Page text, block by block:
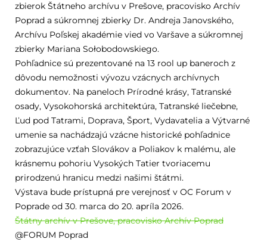
zbierok Štátneho archívu v Prešove, pracovisko Archív
Poprad a súkromnej zbierky Dr. Andreja Janovského,
Archívu Poľskej akadémie vied vo Varšave a súkromnej
zbierky Mariana Sołobodowskiego.
Pohľadnice sú prezentované na 13 rool up baneroch z
dôvodu nemožnosti vývozu vzácnych archívnych
dokumentov. Na paneloch Prírodné krásy, Tatranské
osady, Vysokohorská architektúra, Tatranské liečebne,
Ľud pod Tatrami, Doprava, Šport, Vydavatelia a Výtvarné
umenie sa nachádzajú vzácne historické pohľadnice
zobrazujúce vzťah Slovákov a Poliakov k malému, ale
krásnemu pohoriu Vysokých Tatier tvoriacemu
prirodzenú hranicu medzi našimi štátmi.
Výstava bude prístupná pre verejnosť v OC Forum v
Poprade od 30. marca do 20. apríla 2026.
Štátny archív v Prešove, pracovisko Archív Poprad
@FORUM Poprad